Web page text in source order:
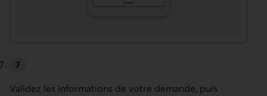
Validez les informations de votre demande, puis